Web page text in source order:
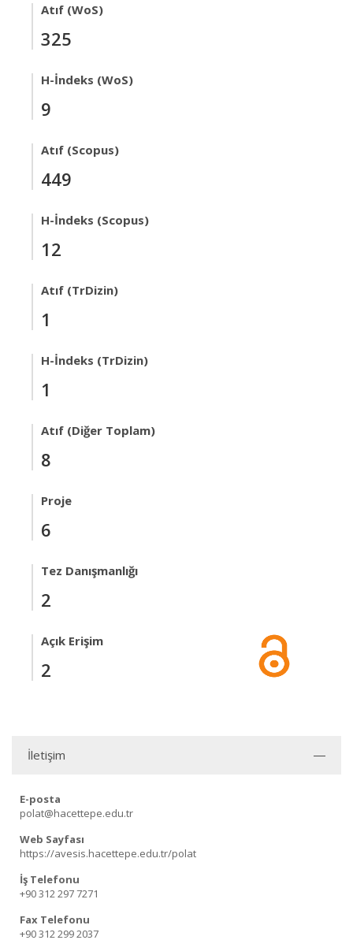
Atıf (WoS)
325
H-İndeks (WoS)
9
Atıf (Scopus)
449
H-İndeks (Scopus)
12
Atıf (TrDizin)
1
H-İndeks (TrDizin)
1
Atıf (Diğer Toplam)
8
Proje
6
Tez Danışmanlığı
2
Açık Erişim
2
İletişim
E-posta
polat@hacettepe.edu.tr
Web Sayfası
https://avesis.hacettepe.edu.tr/polat
İş Telefonu
+90 312 297 7271
Fax Telefonu
+90 312 299 2037